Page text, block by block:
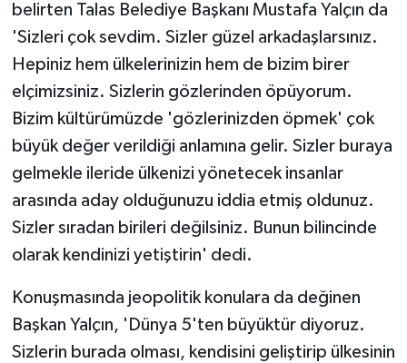
belirten Talas Belediye Başkanı Mustafa Yalçın da
'Sizleri çok sevdim. Sizler güzel arkadaşlarsınız.
Hepiniz hem ülkelerinizin hem de bizim birer
elçimizsiniz. Sizlerin gözlerinden öpüyorum.
Bizim kültürümüzde 'gözlerinizden öpmek' çok
büyük değer verildiği anlamına gelir. Sizler buraya
gelmekle ileride ülkenizi yönetecek insanlar
arasında aday olduğunuzu iddia etmiş oldunuz.
Sizler sıradan birileri değilsiniz. Bunun bilincinde
olarak kendinizi yetiştirin' dedi.
Konuşmasında jeopolitik konulara da değinen
Başkan Yalçın, 'Dünya 5'ten büyüktür diyoruz.
Sizlerin burada olması, kendisini geliştirip ülkesinin